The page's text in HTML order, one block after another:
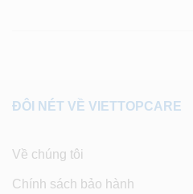
ĐÔI NÉT VỀ VIETTOPCARE
Về chúng tôi
Chính sách bảo hành